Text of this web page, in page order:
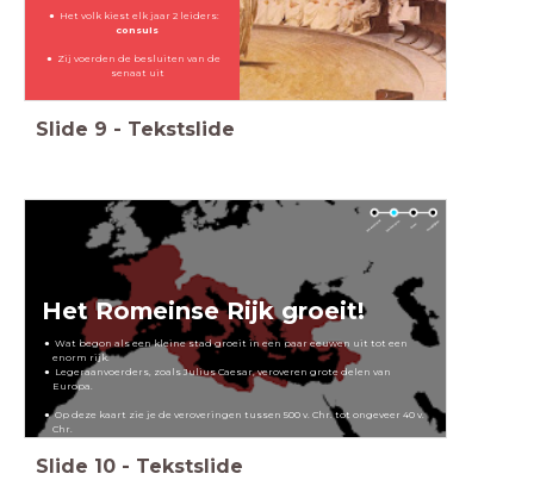
Het volk kiest elk jaar 2 leiders:
consuls
Zij voerden de besluiten van de
senaat uit
Slide 9 - Tekstslide
Het Romeinse Rijk groeit!
Wat begon als een kleine stad groeit in een paar eeuwen uit tot een
enorm rijk.
Legeraanvoerders, zoals Julius Caesar, veroveren grote delen van
Europa.
Op deze kaart zie je de veroveringen tussen 500 v. Chr. tot ongeveer 40 v.
Chr.
Slide 10 - Tekstslide